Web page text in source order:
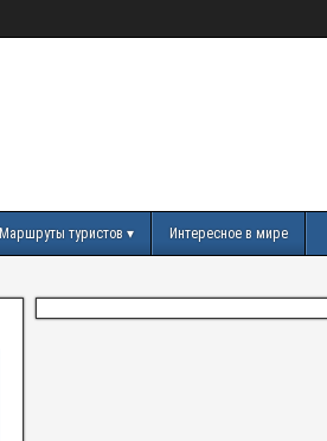
Маршруты туристов Интересное в мире